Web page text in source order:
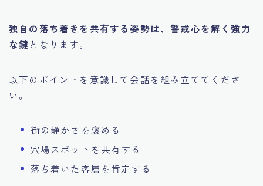
独自の落ち着きを共有する姿勢は、警戒心を解く強力
な鍵となります。
以下のポイントを意識して会話を組み立ててくださ
い。
街の静かさを褒める
穴場スポットを共有する
落ち着いた客層を肯定する